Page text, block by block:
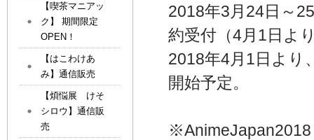
2018年3月24日～
約受付（4月1日よ
2018年4月1日より
開始予定。
【喫茶マニアッ
ク】 期間限定
OPEN！
【はこわけあ
み】通信販売
【煩悩展 けそ
シロウ】通信販
売